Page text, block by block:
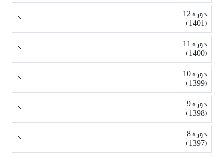
دوره 12
(1401)
دوره 11
(1400)
دوره 10
(1399)
دوره 9
(1398)
دوره 8
(1397)